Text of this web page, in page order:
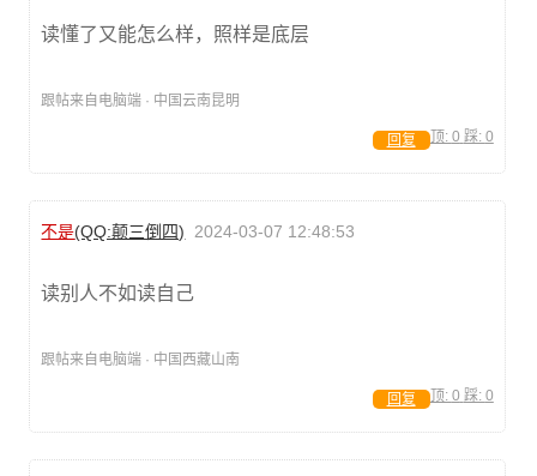
读懂了又能怎么样，照样是底层
跟帖来自电脑端 · 中国云南昆明
顶: 0 踩: 0
回复
不是(QQ:颠三倒四) 2024-03-07 12:48:53
读别人不如读自己
跟帖来自电脑端 · 中国西藏山南
顶: 0 踩: 0
回复